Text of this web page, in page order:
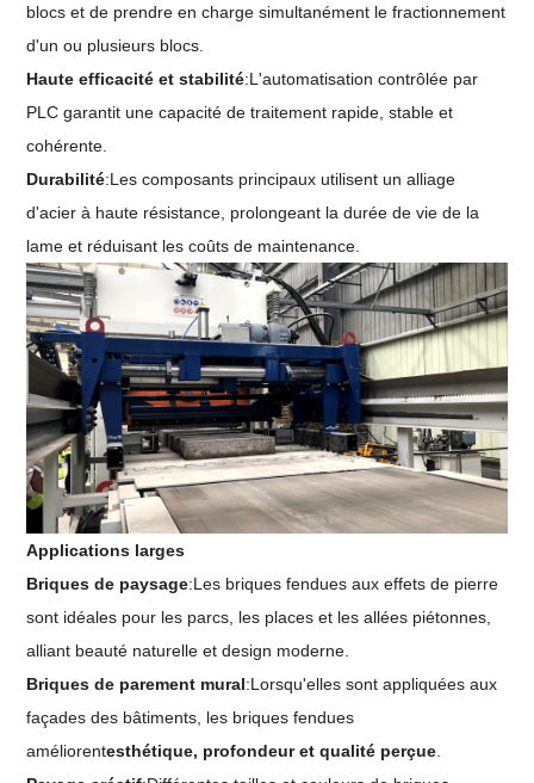
blocs et de prendre en charge simultanément le fractionnement
d'un ou plusieurs blocs.
Haute efficacité et stabilité:L'automatisation contrôlée par
PLC garantit une capacité de traitement rapide, stable et
cohérente.
Durabilité:Les composants principaux utilisent un alliage
d'acier à haute résistance, prolongeant la durée de vie de la
lame et réduisant les coûts de maintenance.
Applications larges
Briques de paysage:Les briques fendues aux effets de pierre
sont idéales pour les parcs, les places et les allées piétonnes,
alliant beauté naturelle et design moderne.
Briques de parement mural:Lorsqu'elles sont appliquées aux
façades des bâtiments, les briques fendues
améliorentesthétique, profondeur et qualité perçue.